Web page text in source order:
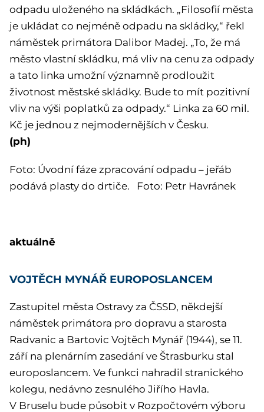
odpadu uloženého na skládkách. „Filosofií města
je ukládat co nejméně odpadu na skládky,“ řekl
náměstek primátora Dalibor Madej. „To, že má
město vlastní skládku, má vliv na cenu za odpady
a tato linka umožní významně prodloužit
životnost městské skládky. Bude to mít pozitivní
vliv na výši poplatků za odpady.“ Linka za 60 mil.
Kč je jednou z nejmodernějších v Česku.
(ph)
Foto: Úvodní fáze zpracování odpadu – jeřáb
podává plasty do drtiče. Foto: Petr Havránek
aktuálně
VOJTĚCH MYNÁŘ EUROPOSLANCEM
Zastupitel města Ostravy za ČSSD, někdejší
náměstek primátora pro dopravu a starosta
Radvanic a Bartovic Vojtěch Mynář (1944), se 11.
září na plenárním zasedání ve Štrasburku stal
europoslancem. Ve funkci nahradil stranického
kolegu, nedávno zesnulého Jiřího Havla.
V Bruselu bude působit v Rozpočtovém výboru